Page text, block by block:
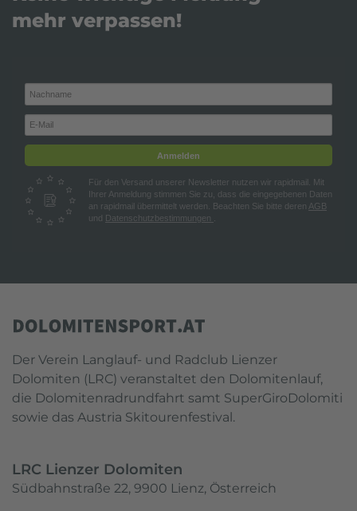
mehr verpassen!
Anmelden
Für den Versand unserer Newsletter nutzen wir rapidmail. Mit
Ihrer Anmeldung stimmen Sie zu, dass die eingegebenen Daten
an rapidmail übermittelt werden. Beachten Sie bitte deren AGB
und Datenschutzbestimmungen
Der Verein Langlauf- und Radclub Lienzer
Dolomiten (LRC) veranstaltet den Dolomitenlauf,
die Dolomitenradrundfahrt samt SuperGiroDolomiti
sowie das Austria Skitourenfestival.
LRC Lienzer Dolomiten
Südbahnstraße 22, 9900 Lienz, Österreich